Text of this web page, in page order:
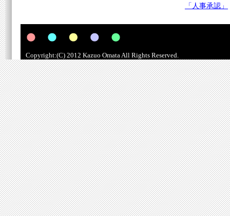
「人事承認」
Copyright:(C) 2012 Kazuo Omata All Rights Reserved.